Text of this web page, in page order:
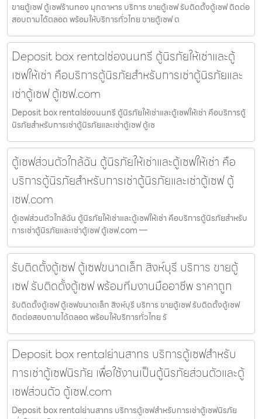
ขายตู้เซฟ ตู้เซฟร้านทอง มุกดาหาร บริการ ขายตู้เซฟ รับติดตั้งตู้เซฟ ติดต่อ
สอบถามได้ตลอด พร้อมให้บริการทั่วไทย ขายตู้เซฟ ต
Deposit box rentalช่องนนทรี ตู้นิรภัยให้เช่าและตู้
เซฟให้เช่า คือบริการตู้นิรภัยสำหรับการเช่าตู้นิรภัยและ
เช่าตู้เซฟ ตู้เซฟ.com
Deposit box rentalช่องนนทรี ตู้นิรภัยให้เช่าและตู้เซฟให้เช่า คือบริการตู้
นิรภัยสำหรับการเช่าตู้นิรภัยและเช่าตู้เซฟ ตู้เซ
ตู้เซฟส่วนตัวใกล้ฉัน ตู้นิรภัยให้เช่าและตู้เซฟให้เช่า คือ
บริการตู้นิรภัยสำหรับการเช่าตู้นิรภัยและเช่าตู้เซฟ ตู้
เซฟ.com
ตู้เซฟส่วนตัวใกล้ฉัน ตู้นิรภัยให้เช่าและตู้เซฟให้เช่า คือบริการตู้นิรภัยสำหรับ
การเช่าตู้นิรภัยและเช่าตู้เซฟ ตู้เซฟ.com —
รับติดตั้งตู้เซฟ ตู้เซฟขนาดเล็ก สิงห์บุรี บริการ ขายตู้
เซฟ รับติดตั้งตู้เซฟ พร้อมทีมงานมืออาชีพ ราคาถูก
รับติดตั้งตู้เซฟ ตู้เซฟขนาดเล็ก สิงห์บุรี บริการ ขายตู้เซฟ รับติดตั้งตู้เซฟ
ติดต่อสอบถามได้ตลอด พร้อมให้บริการทั่วไทย รั
Deposit box rentalย่านสาทร บริการตู้เซฟสำหรับ
การเช่าตู้เซฟนิรภัย เพื่อใช้งานเป็นตู้นิรภัยส่วนตัวและตู้
เซฟส่วนตัว ตู้เซฟ.com
Deposit box rentalย่านสาทร บริการตู้เซฟสำหรับการเช่าตู้เซฟนิรภัย